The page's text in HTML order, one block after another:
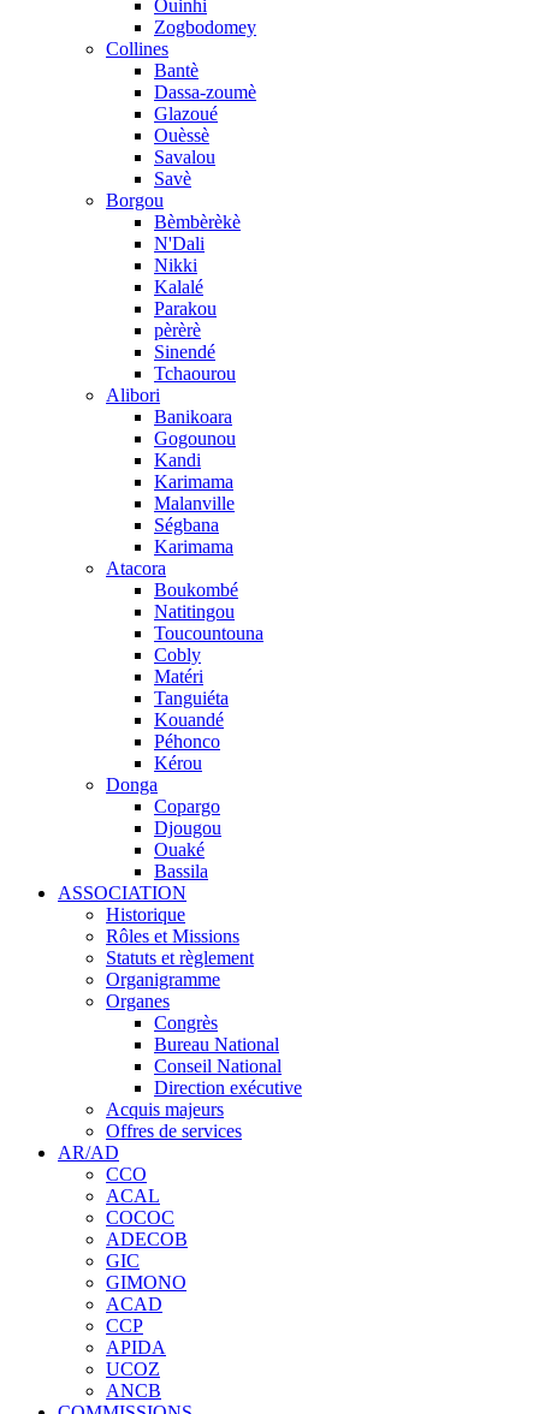
Ouinhi
Zogbodomey
Collines
Bantè
Dassa-zoumè
Glazoué
Ouèssè
Savalou
Savè
Borgou
Bèmbèrèkè
N'Dali
Nikki
Kalalé
Parakou
pèrèrè
Sinendé
Tchaourou
Alibori
Banikoara
Gogounou
Kandi
Karimama
Malanville
Ségbana
Karimama
Atacora
Boukombé
Natitingou
Toucountouna
Cobly
Matéri
Tanguiéta
Kouandé
Péhonco
Kérou
Donga
Copargo
Djougou
Ouaké
Bassila
ASSOCIATION
Historique
Rôles et Missions
Statuts et règlement
Organigramme
Organes
Congrès
Bureau National
Conseil National
Direction exécutive
Acquis majeurs
Offres de services
AR/AD
CCO
ACAL
COCOC
ADECOB
GIC
GIMONO
ACAD
CCP
APIDA
UCOZ
ANCB